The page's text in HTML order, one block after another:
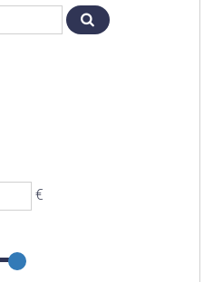
€